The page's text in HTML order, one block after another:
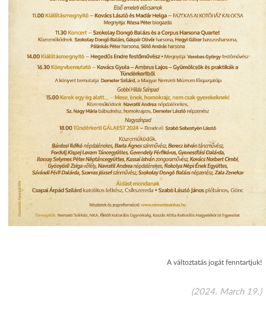
A változtatás jogát fenntartjuk!
(2024. March 19.)